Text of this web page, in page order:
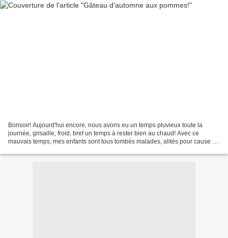
Bonsoir! Aujourd'hui encore, nous avons eu un temps pluvieux toute la
journée, grisaille, froid, bref un temps à rester bien au chaud! Avec ce
mauvais temps, mes enfants sont tous tombés malades, alités pour cause de